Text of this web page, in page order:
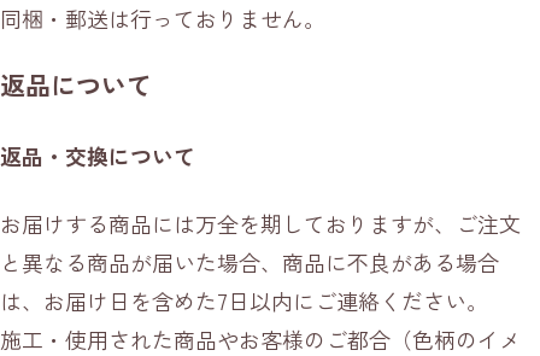
同梱・郵送は行っておりません。
返品について
返品・交換について
お届けする商品には万全を期しておりますが、ご注文
と異なる商品が届いた場合、商品に不良がある場合
は、お届け日を含めた7日以内にご連絡ください。
施工・使用された商品やお客様のご都合（色柄のイメ